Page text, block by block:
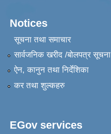
Notices
सूचना तथा समाचार
सार्वजनिक खरीद /बोलपत्र सूचना
ऐन, कानुन तथा निर्देशिका
कर तथा शुल्कहरु
EGov services